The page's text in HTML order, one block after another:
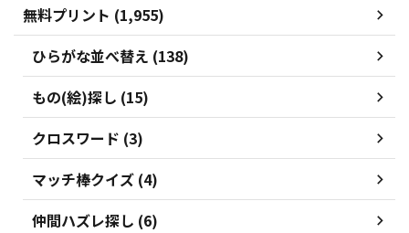
無料プリント (1,955)
ひらがな並べ替え (138)
もの(絵)探し (15)
クロスワード (3)
マッチ棒クイズ (4)
仲間ハズレ探し (6)